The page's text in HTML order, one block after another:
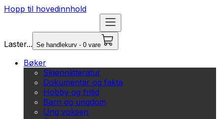
Hopp til hovedinnhold
Laster... Se handlekurv - 0 vare
Bøker
Skjønnlitteratur
Dokumentar og fakta
Hobby og fritid
Barn og ungdom
Ung voksen